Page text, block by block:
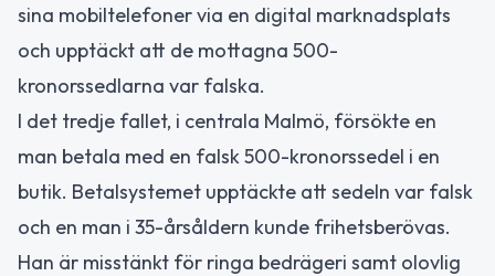
sina mobiltelefoner via en digital marknadsplats
och upptäckt att de mottagna 500-
kronorssedlarna var falska.
I det tredje fallet, i centrala Malmö, försökte en
man betala med en falsk 500-kronorssedel i en
butik. Betalsystemet upptäckte att sedeln var falsk
och en man i 35-årsåldern kunde frihetsberövas.
Han är misstänkt för ringa bedrägeri samt olovlig